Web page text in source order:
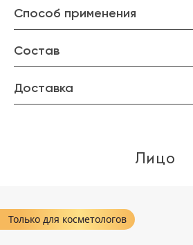
Способ применения
Состав
Доставка
Лицо
Только для косметологов